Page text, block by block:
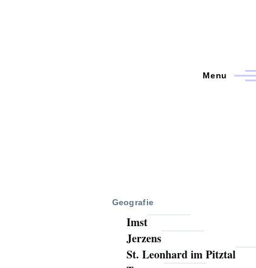
Menu
Geografie
Imst
Jerzens
St. Leonhard im Pitztal